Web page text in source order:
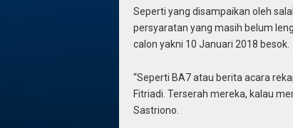
Seperti yang disampaikan oleh
persyaratan yang masih belum
calon yakni 10 Januari 2018 besok.
“Seperti BA7 atau berita acara
Fitriadi. Terserah mereka, kalau
Sastriono.